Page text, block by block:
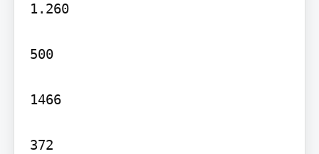
1.260
500
1466
372